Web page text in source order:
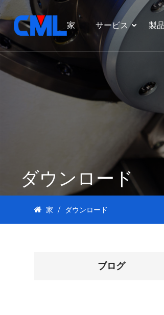
家 サービス 製品
ダウンロード
家 / ダウンロード
ブログ